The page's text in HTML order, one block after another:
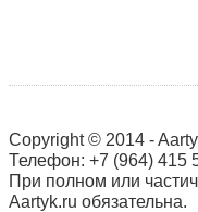
Copyright © 2014 -
Телефон: +7 (964) 415
При полном или
Aartyk.ru oбязательна.